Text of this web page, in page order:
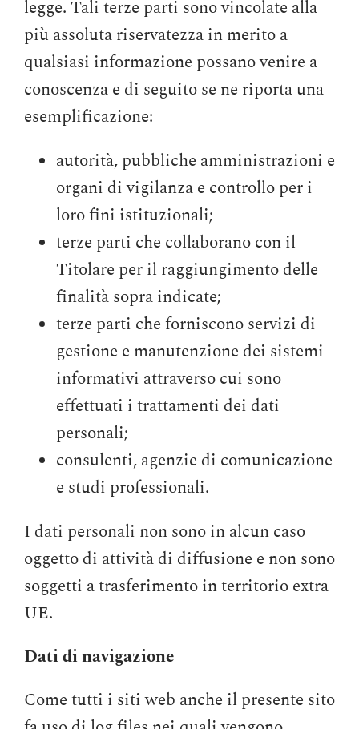
legge. Tali terze parti sono vincolate alla
più assoluta riservatezza in merito a
qualsiasi informazione possano venire a
conoscenza e di seguito se ne riporta una
esemplificazione:
autorità, pubbliche amministrazioni e
organi di vigilanza e controllo per i
loro fini istituzionali;
terze parti che collaborano con il
Titolare per il raggiungimento delle
finalità sopra indicate;
terze parti che forniscono servizi di
gestione e manutenzione dei sistemi
informativi attraverso cui sono
effettuati i trattamenti dei dati
personali;
consulenti, agenzie di comunicazione
e studi professionali.
I dati personali non sono in alcun caso
oggetto di attività di diffusione e non sono
soggetti a trasferimento in territorio extra
UE.
Dati di navigazione
Come tutti i siti web anche il presente sito